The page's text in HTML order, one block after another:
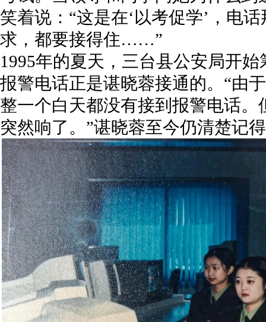
笑着说：“这是在‘以考促学’，电
求，都要接得住……”
1995年的夏天，三台县公安局开
报警电话正是谌晓蓉接通的。“由
整一个白天都没有接到报警电话
突然响了。”谌晓蓉至今仍清楚记